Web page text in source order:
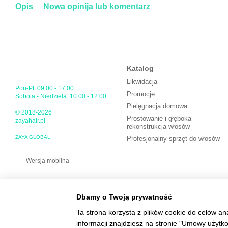
Opis Nowa opinija lub komentarz
Pon-Pt: 09:00 - 17:00
Sobota - Niedziela: 10:00 - 12:00
© 2018-2026
zayahair.pl
ZAYA GLOBAL
Wersja mobilna
Katalog
Likwidacja
Promocje
Pielęgnacja domowa
Prostowanie i głęboka
rekonstrukcja włosów
Profesjonalny sprzęt do włosów
Dbamy o Twoją prywatność
Ta strona korzysta z plików cookie do celów
informacji znajdziesz na stronie "Umowy